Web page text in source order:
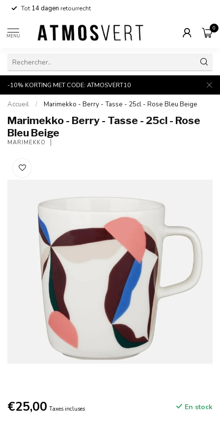
Tot14 dagen retourrecht
MENU
0
-10% KORTING MET CODE: ATMOSVERT10
Accueil / Marimekko - Berry - Tasse - 25cl - Rose Bleu Beige
Marimekko - Berry - Tasse - 25cl - Rose
Bleu Beige
MARIMEKKO
€25,00 Taxes incluses En stock